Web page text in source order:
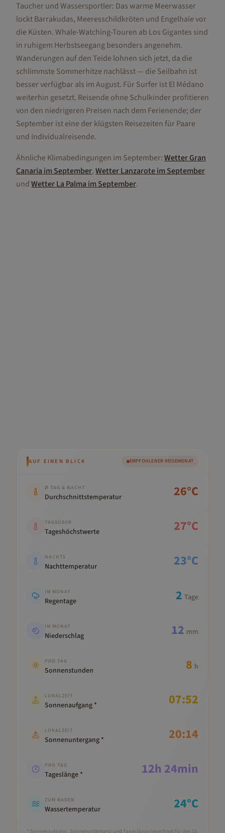
Taucher und Wassersportler: Das warme Meerwasser
lockt Barrakudas, Meeresschildkröten und Engelhaie vor
die Küsten. Whale-Watching-Touren ab Los Gigantes sind
in ruhigem Herbstseegang besonders angenehm.
Wanderungen auf den Teide lohnen sich jetzt, da die
schlimmste Sommerhitze nachlässt — die Seilbahn ist
besser verfügbar als im August. Für Surfer ist El Médano
weiterhin gesetzt. Reisende ohne Schulkinder profitieren
von den niedrigeren Preisen nach dem Ferienende; der
September ist eine der klügsten Reisezeiten für Paare
und Individualreisende.
Ähnliche Klimabedingungen im September:WetterGran
Canaria imSeptember,WetterLanzaroteimSeptember
undWetterLa Palma imSeptember.
AUF EINEN BLICK EMPFOHLENER REISEMONAT
Ø TAG & NACHT
Durchschnittstemperatur 26°C
TAGSÜBER
Tageshöchstwerte 27°C
NACHTS
Nachttemperatur 23°C
IM MONAT
Regentage 2 Tage
IM MONAT
Niederschlag 12 mm
PRO TAG
Sonnenstunden 8 h
LOKALZEIT
Sonnenaufgang * 07:52
LOKALZEIT
Sonnenuntergang * 20:14
PRO TAG
Tageslänge * 12h 24min
ZUM BADEN
Wassertemperatur 24°C
* Sonnenaufgang, Sonnenuntergang und Tageslänge berechnet für den 15.